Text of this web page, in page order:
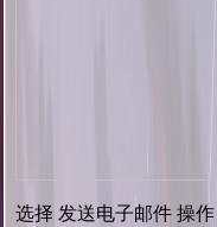
选择 发送电子邮件 操作